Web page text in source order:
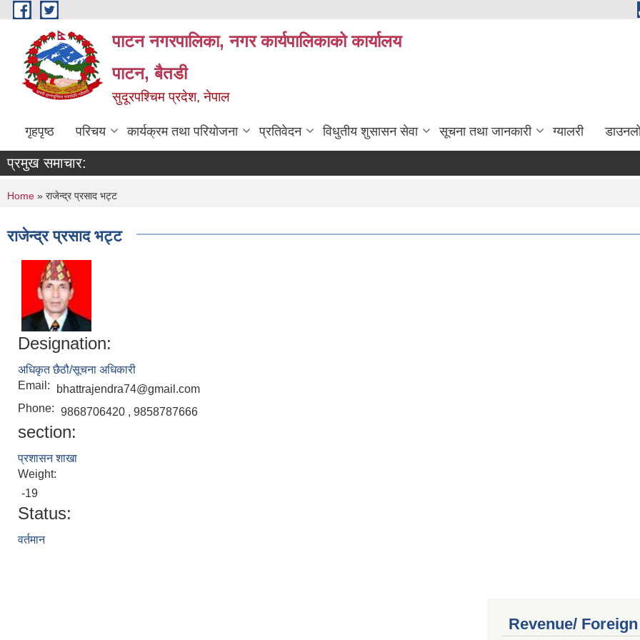
Skip to main content
पाटन नगरपालिका, नगर कार्यपालिकाको कार्यालय
पाटन, बैतडी
सुदूरपश्चिम प्रदेश, नेपाल
गृहपृष्ठ परिचय कार्यक्रम तथा परियोजना प्रतिवेदन विधुतीय शुसासन सेवा सूचना तथा जानकारी ग्यालरी
प्रमुख समाचार:
You are here
Home » राजेन्द्र प्रसाद भट्ट
राजेन्द्र प्रसाद भट्ट
Designation:
अधिकृत छैठौ/सूचना अधिकारी
Email:
bhattrajendra74@gmail.com
Phone: 9868706420 , 9858787666
section:
प्रशासन शाखा
Weight:
-19
Status:
वर्तमान
Revenue/